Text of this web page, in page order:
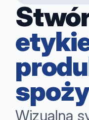
Wizualna